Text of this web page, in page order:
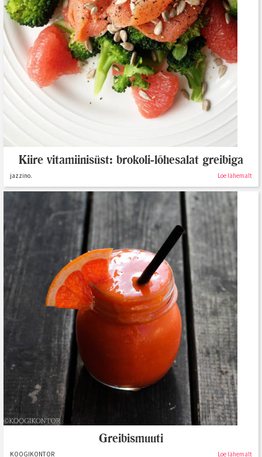
Kiire vitamiinisüst: brokoli-lõhesalat greibiga
jazzino. Loe lähemalt
Greibismuuti
KOOGIKONTOR Loe lähemalt